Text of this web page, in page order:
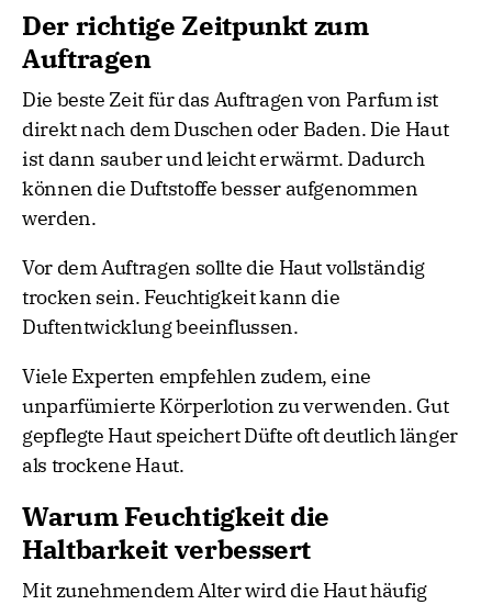
Der richtige Zeitpunkt zum
Auftragen
Die beste Zeit für das Auftragen von Parfum ist
direkt nach dem Duschen oder Baden. Die Haut
ist dann sauber und leicht erwärmt. Dadurch
können die Duftstoffe besser aufgenommen
werden.
Vor dem Auftragen sollte die Haut vollständig
trocken sein. Feuchtigkeit kann die
Duftentwicklung beeinflussen.
Viele Experten empfehlen zudem, eine
unparfümierte Körperlotion zu verwenden. Gut
gepflegte Haut speichert Düfte oft deutlich länger
als trockene Haut.
Warum Feuchtigkeit die
Haltbarkeit verbessert
Mit zunehmendem Alter wird die Haut häufig